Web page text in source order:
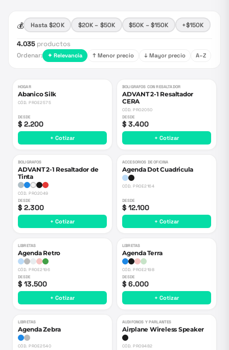
💰 Hasta $20K $20K – $50K $50K – $150K +$150K
4.035 productos
Ordenar: ✦ Relevancia ↑ Menor precio ↓ Mayor precio A–Z
HOGAR
Abanico Silk
CÓD.PROE2575
DESDE
$ 2.200
+ Cotizar
BOLIGRAFOS CON RESALTADOR
ADVANT 2-1 Resaltador
CERA
CÓD.PRO2050
DESDE
$ 3.400
+ Cotizar
BOLIGRAFOS
ADVANT 2-1 Resaltador de
Tinta
CÓD.PRO2049
DESDE
$ 2.300
+ Cotizar
ACCESORIOS DE OFICINA
Agenda Dot Cuadricula
CÓD.PROE2164
DESDE
$ 12.100
+ Cotizar
LIBRETAS
Agenda Retro
CÓD.PROE2196
DESDE
$ 13.500
+ Cotizar
LIBRETAS
Agenda Terra
CÓD.PROE2198
DESDE
$ 6.000
+ Cotizar
LIBRETAS
Agenda Zebra
CÓD.PROE2540
AUDIFONOS Y PARLANTES
Airplane Wireless Speaker
CÓD.PRO9482